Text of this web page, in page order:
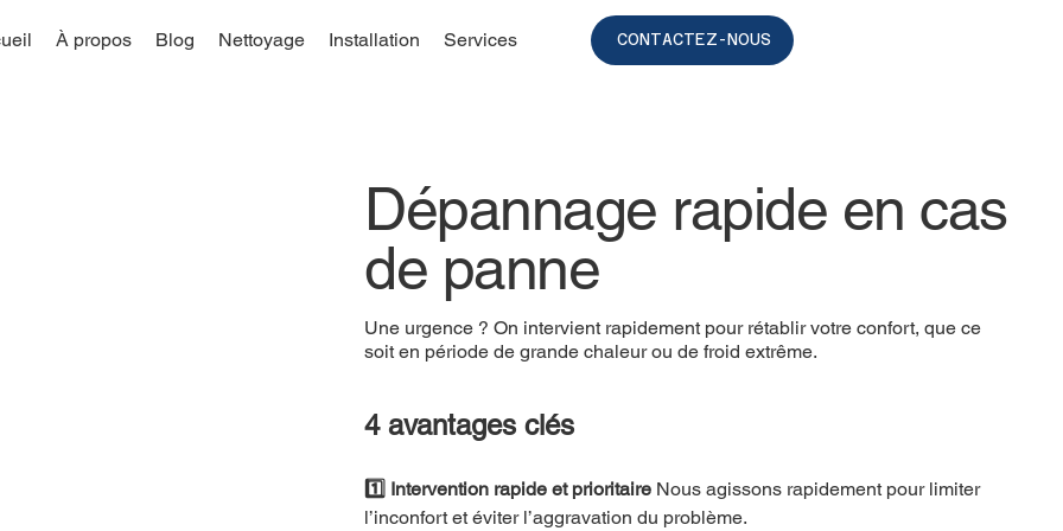
À propos Blog Nettoyage Installation Services CONTACTEZ-NOUS
Dépannage rapide en cas
de panne
Une urgence ? On intervient rapidement pour rétablir votre confort, que ce
soit en période de grande chaleur ou de froid extrême.
4 avantages clés
1️⃣ Intervention rapide et prioritaire Nous agissons rapidement pour limiter
l’inconfort et éviter l’aggravation du problème.